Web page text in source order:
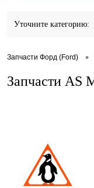
Уточните категорию:
Запчасти Форд (Ford) •
Запчасти AS